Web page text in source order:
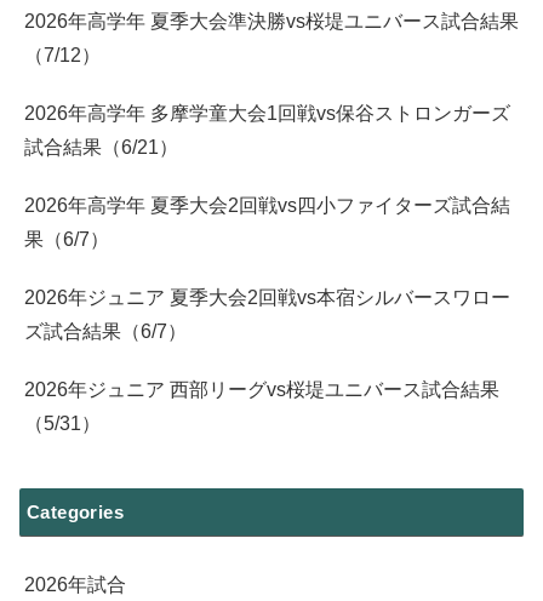
2026年高学年 夏季大会準決勝vs桜堤ユニバース試合結果
（7/12）
2026年高学年 多摩学童大会1回戦vs保谷ストロンガーズ
試合結果（6/21）
2026年高学年 夏季大会2回戦vs四小ファイターズ試合結
果（6/7）
2026年ジュニア 夏季大会2回戦vs本宿シルバースワロー
ズ試合結果（6/7）
2026年ジュニア 西部リーグvs桜堤ユニバース試合結果
（5/31）
Categories
2026年試合